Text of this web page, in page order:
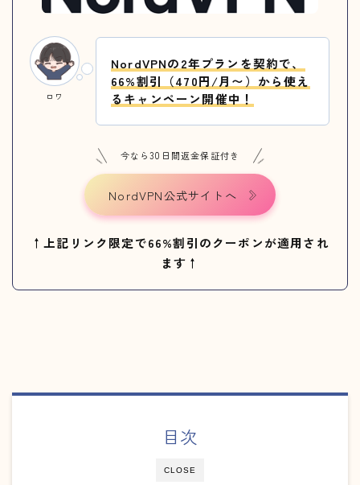
ロワ
NordVPNの2年プランを契約で、
66%割引（470円/月〜）から使え
るキャンペーン開催中！
今なら30日間返金保証付き
NordVPN公式サイトへ
↑上記リンク限定で66%割引のクーポンが適用され
ます↑
CLOSE
目次